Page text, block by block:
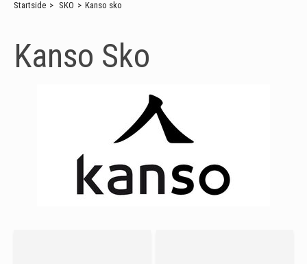
Startside > SKO > Kanso sko
Kanso Sko